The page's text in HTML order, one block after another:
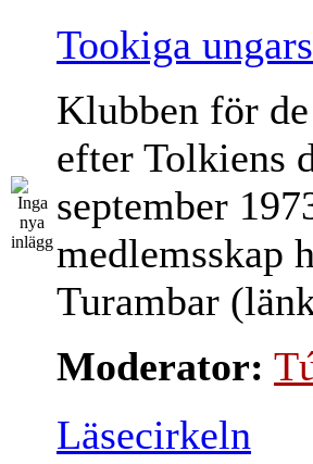
Tookiga
Klubben för
efter Tolkiens
september
medlemsskap
Turambar
Moderator:
Läsecirkeln